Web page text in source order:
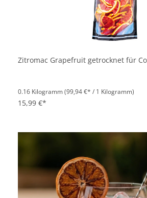
Zitromac Grapefruit getrocknet für
0.16 Kilogramm(99,94 €* / 1 Kilogramm)
15,99 €*